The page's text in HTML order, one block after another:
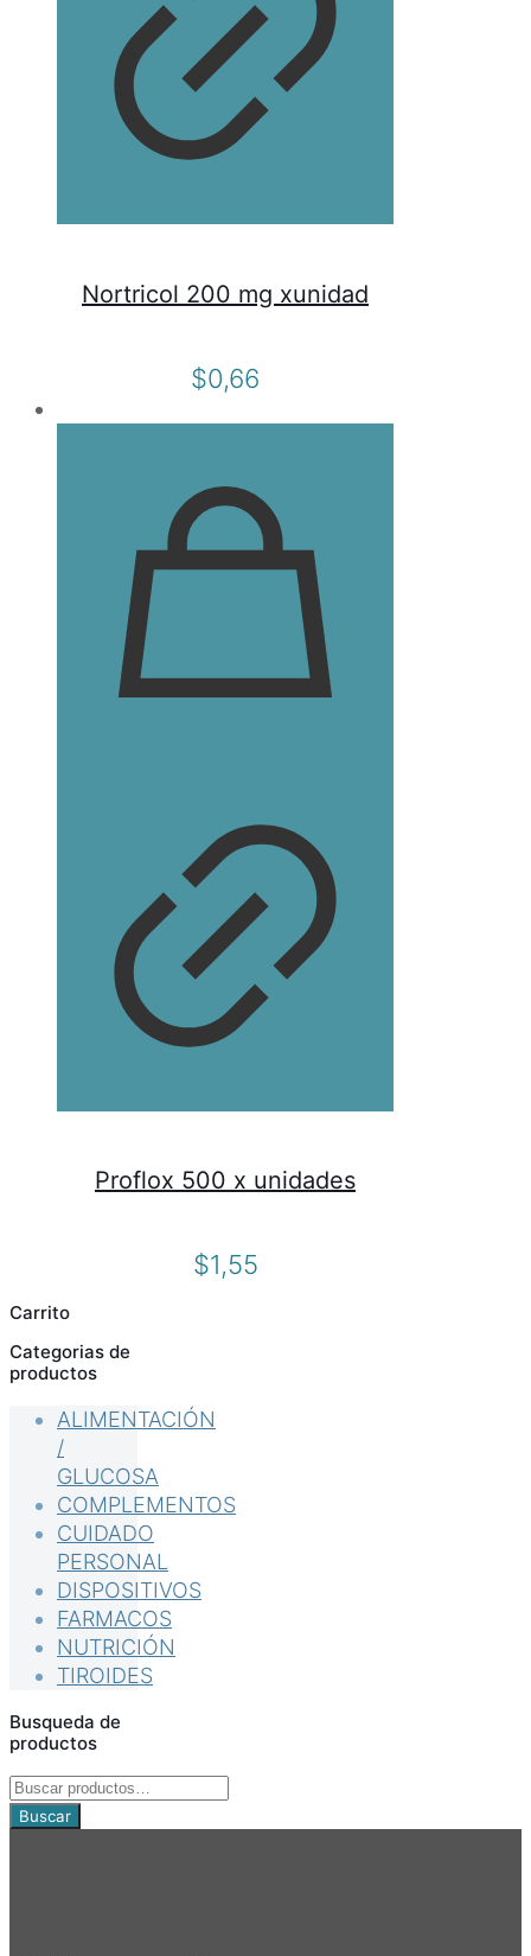
Nortricol 200 mg xunidad
$0,66
Proflox 500 x unidades
$1,55
Carrito
Categorias de
productos
ALIMENTACIÓN
/
GLUCOSA
COMPLEMENTOS
CUIDADO
PERSONAL
DISPOSITIVOS
FARMACOS
NUTRICIÓN
TIROIDES
Busqueda de
productos
Buscar
por:
Buscar